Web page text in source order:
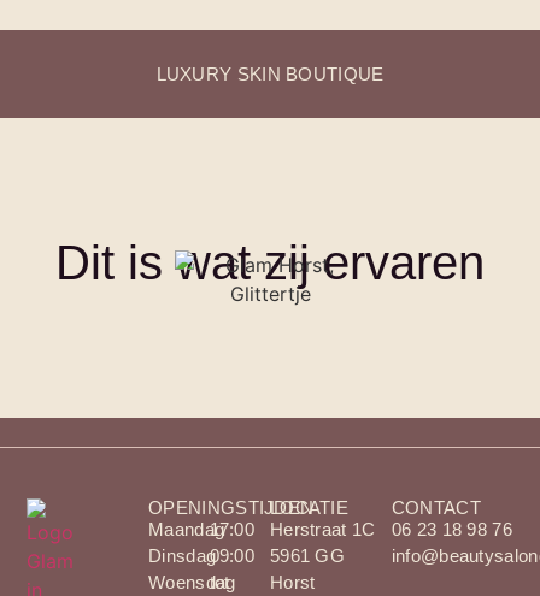
LUXURY SKIN BOUTIQUE
Dit is wat zij ervaren
OPENINGSTIJDEN
Maandag
Dinsdag
Woensdag
17:00
09:00
tot
LOCATIE
Herstraat 1C
5961 GG
Horst
CONTACT
06 23 18 98 76